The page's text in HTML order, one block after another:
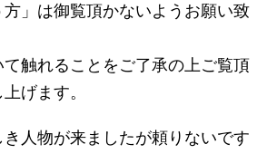
方」は御覧頂かないようお願い致
触れることをご了承の上ご覧頂
げます。
人物が来ましたが頼りないです